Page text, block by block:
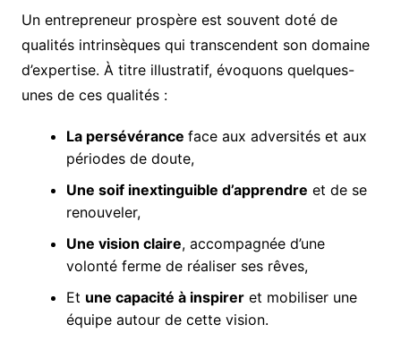
Un entrepreneur prospère est souvent doté de
qualités intrinsèques qui transcendent son domaine
d’expertise. À titre illustratif, évoquons quelques-
unes de ces qualités :
La persévérance face aux adversités et aux
périodes de doute,
Une soif inextinguible d’apprendre et de se
renouveler,
Une vision claire, accompagnée d’une
volonté ferme de réaliser ses rêves,
Et une capacité à inspireret mobiliser une
équipe autour de cette vision.